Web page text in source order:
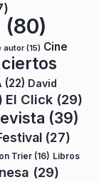
(80)
autor(15) Cine
(22) David
El Click (29)
(39)
(27)
Trier (16) Libros
(29)